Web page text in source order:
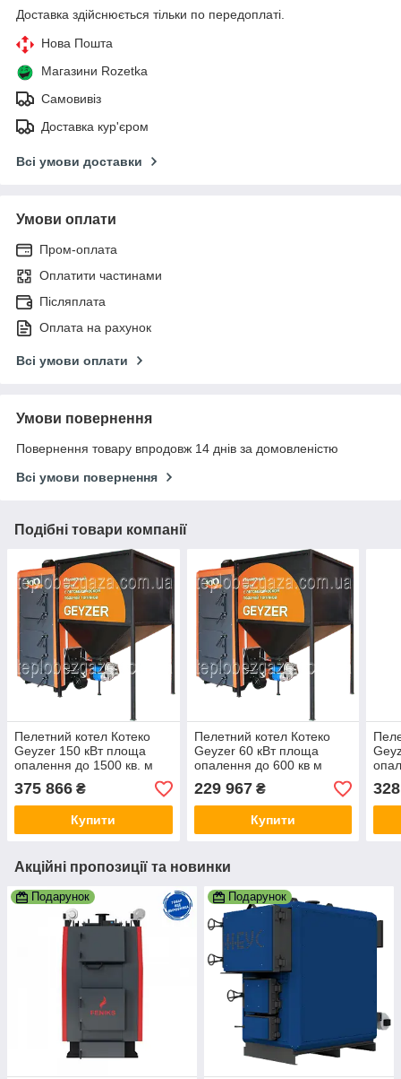
Доставка здійснюється тільки по передоплаті.
Нова Пошта
Магазини Rozetka
Самовивіз
Доставка кур'єром
Всі умови доставки
Умови оплати
Пром-оплата
Оплатити частинами
Післяплата
Оплата на рахунок
Всі умови оплати
Умови повернення
Повернення товару впродовж 14 днів за домовленістю
Всі умови повернення
Подібні товари компанії
Пелетний котел Котеко
Geyzer 150 кВт площа
опалення до 1500 кв. м
375 866 ₴
Купити
Пелетний котел Котеко
Geyzer 60 кВт площа
опалення до 600 кв м
229 967₴
Купити
Акційні пропозиції та новинки
Подарунок Подарунок